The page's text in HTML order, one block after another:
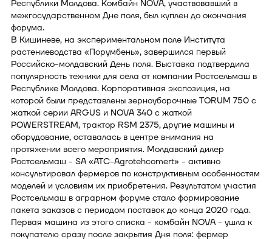
Республики Молдова. Комбайн NOVA, участвовавший в
межгосударственном Дне поля, был куплен до окончания
форума.
В Кишиневе, на экспериментальном поле Института
растениеводства «Порумбень», завершился первый
Российско-молдавский День поля. Выставка подтвердила
популярность техники для села от компании Ростсельмаш в
Республике Молдова. Корпоративная экспозиция, на
которой были представлены зерноуборочные TORUM 750 с
жаткой серии ARGUS и NOVA 340 с жаткой
POWERSTREAM, трактор RSM 2375, другие машины и
оборудование, оставалась в центре внимания на
протяжении всего мероприятия. Молдавский дилер
Ростсельмаш - SA «АТС-Agrotehcomert» - активно
консультировал фермеров по конструктивным особенностям
моделей и условиям их приобретения. Результатом участия
Ростсельмаш в аграрном форуме стало формирование
пакета заказов с периодом поставок до конца 2020 года.
Первая машина из этого списка - комбайн NOVA - ушла к
покупателю сразу после закрытия Дня поля: фермер